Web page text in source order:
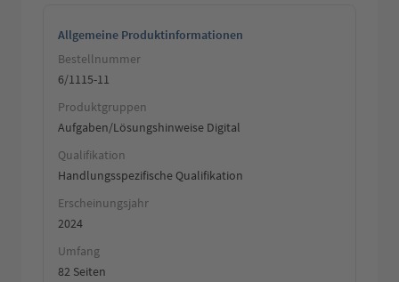
Allgemeine Produktinformationen
Bestellnummer
6/1115-11
Produktgruppen
Aufgaben/Lösungshinweise Digital
Qualifikation
Handlungsspezifische Qualifikation
Erscheinungsjahr
2024
Umfang
82 Seiten